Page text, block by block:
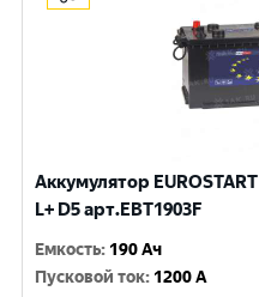
Аккумулятор
L+ D5 арт.EBT1903F
Емкость: 190 Ач
Пусковой ток: 1200 A